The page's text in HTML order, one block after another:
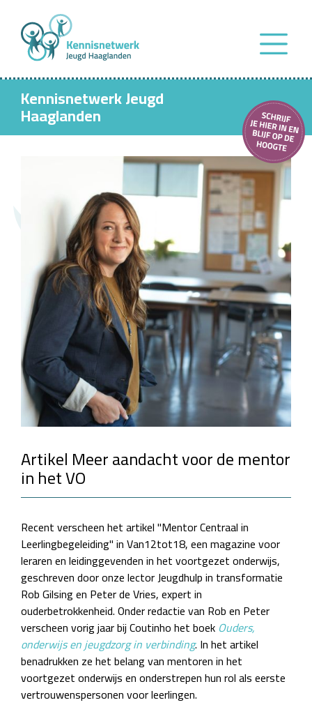
Kennisnetwerk Jeugd
Haaglanden
Artikel Meer aandacht voor de mentor
in het VO
Recent verscheen het artikel "Mentor Centraal in
Leerlingbegeleiding" in Van12tot18, een magazine voor
leraren en leidinggevenden in het voortgezet onderwijs,
geschreven door onze lector Jeugdhulp in transformatie
Rob Gilsing en Peter de Vries, expert in
ouderbetrokkenheid. Onder redactie van Rob en Peter
verscheen vorig jaar bij Coutinho het boek Ouders,
onderwijs en jeugdzorg in verbinding. In het artikel
benadrukken ze het belang van mentoren in het
voortgezet onderwijs en onderstrepen hun rol als eerste
vertrouwenspersonen voor leerlingen.